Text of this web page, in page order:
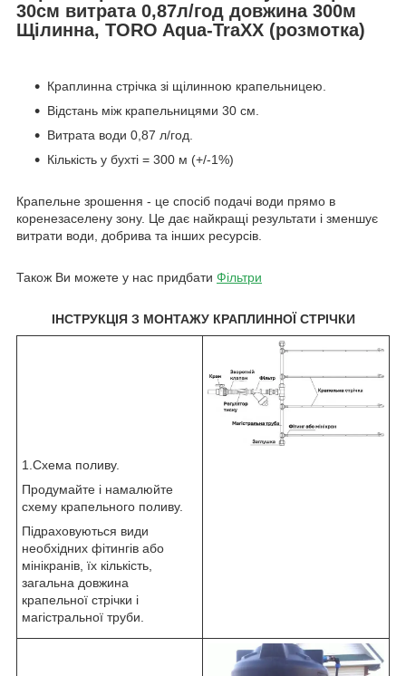
30см витрата 0,87л/год довжина 300м
Щілинна, TORO Aqua-TraXX (розмотка)
Краплинна стрічка зі щілинною крапельницею.
Відстань між крапельницями 30 см.
Витрата води 0,87 л/год.
Кількість у бухті = 300 м (+/-1%)
Крапельне зрошення - це спосіб подачі води прямо в
коренезаселену зону. Це дає найкращі результати і зменшує
витрати води, добрива та інших ресурсів.
Також Ви можете у нас придбати Фільтри
ІНСТРУКЦІЯ З МОНТАЖУ КРАПЛИННОЇ СТРІЧКИ
1.Схема поливу.
Продумайте і намалюйте
схему крапельного поливу.
Підраховуються види
необхідних фітингів або
мінікранів, їх кількість,
загальна довжина
крапельної стрічки і
магістральної труби.